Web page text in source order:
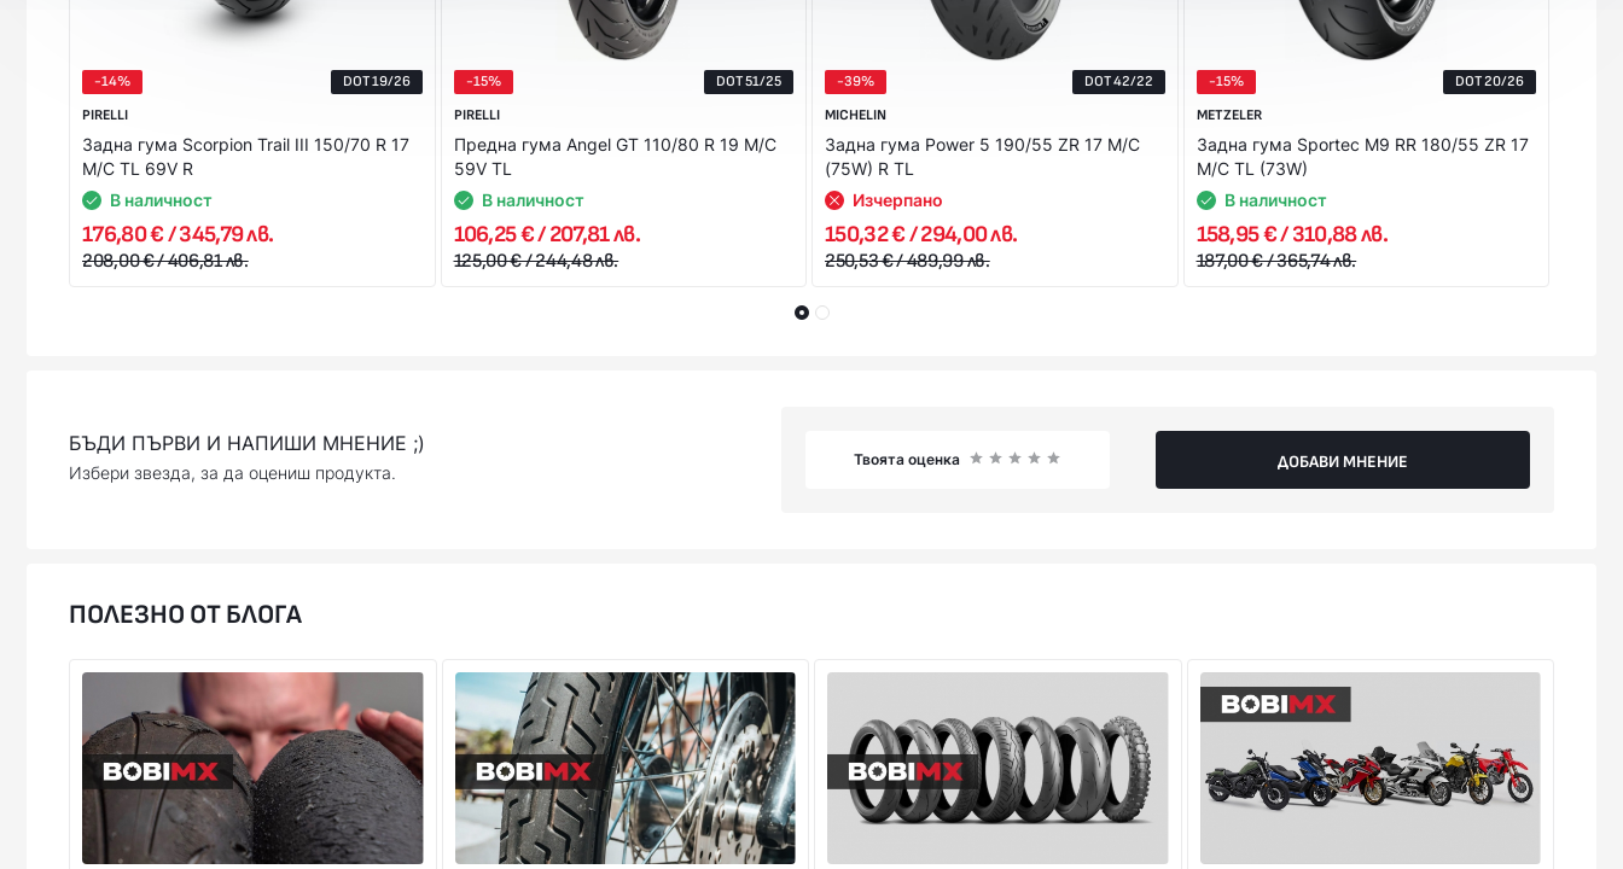
-14%
DOT 19/26
PIRELLI
Задна гума Scorpion Trail III 150/70 R 17
M/C TL 69V R
В наличност
176,80 € / 345,79 лв.
208,00 € / 406,81 лв.
-15%
DOT 51/25
PIRELLI
Предна гума Angel GT 110/80 R 19 M/C
59V TL
В наличност
106,25 € / 207,81 лв.
125,00 € / 244,48 лв.
-39%
DOT 42/22
MICHELIN
Задна гума Power 5 190/55 ZR 17 M/C
(75W) R TL
Изчерпано
150,32 € / 294,00 лв.
250,53 € / 489,99 лв.
-15%
DOT 20/26
METZELER
Задна гума Sportec M9 RR 180/55 ZR 17
M/C TL (73W)
В наличност
158,95 € / 310,88 лв.
187,00 € / 365,74 лв.
БЪДИ ПЪРВИ И НАПИШИ МНЕНИЕ ;)
Избери звезда, за да оцениш продукта.
Твоята оценка ДОБАВИ МНЕНИЕ
ПОЛЕЗНО ОТ БЛОГА